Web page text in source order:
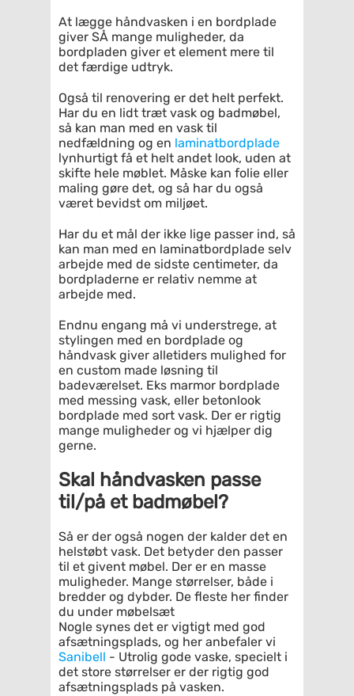
At lægge håndvasken i en bordplade
giver SÅ mange muligheder, da
bordpladen giver et element mere til
det færdige udtryk.
Også til renovering er det helt perfekt.
Har du en lidt træt vask og badmøbel,
så kan man med en vask til
nedfældning og en laminatbordplade
lynhurtigt få et helt andet look, uden at
skifte hele møblet. Måske kan folie eller
maling gøre det, og så har du også
været bevidst om miljøet.
Har du et mål der ikke lige passer ind, så
kan man med en laminatbordplade selv
arbejde med de sidste centimeter, da
bordpladerne er relativ nemme at
arbejde med.
Endnu engang må vi understrege, at
stylingen med en bordplade og
håndvask giver alletiders mulighed for
en custom made løsning til
badeværelset. Eks marmor bordplade
med messing vask, eller betonlook
bordplade med sort vask. Der er rigtig
mange muligheder og vi hjælper dig
gerne.
Skal håndvasken passe
til/på et badmøbel?
Så er der også nogen der kalder det en
helstøbt vask. Det betyder den passer
til et givent møbel. Der er en masse
muligheder. Mange størrelser, både i
bredder og dybder. De fleste her finder
du under møbelsæt
Nogle synes det er vigtigt med god
afsætningsplads, og her anbefaler vi
Sanibell - Utrolig gode vaske, specielt i
det store størrelser er der rigtig god
afsætningsplads på vasken.